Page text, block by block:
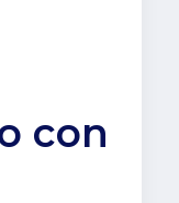
con